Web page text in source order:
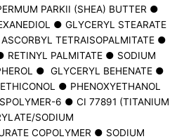
PARKII (SHEA) BUTTER ●
● GLYCERYL STEARATE
TETRAISOPALMITATE ●
RETINYL PALMITATE ● SODIUM
● GLYCERYL BEHENATE ●
● PHENOXYETHANOL
6 ● CI 77891 (TITANIUM
SODIUM
COPOLYMER ● SODIUM